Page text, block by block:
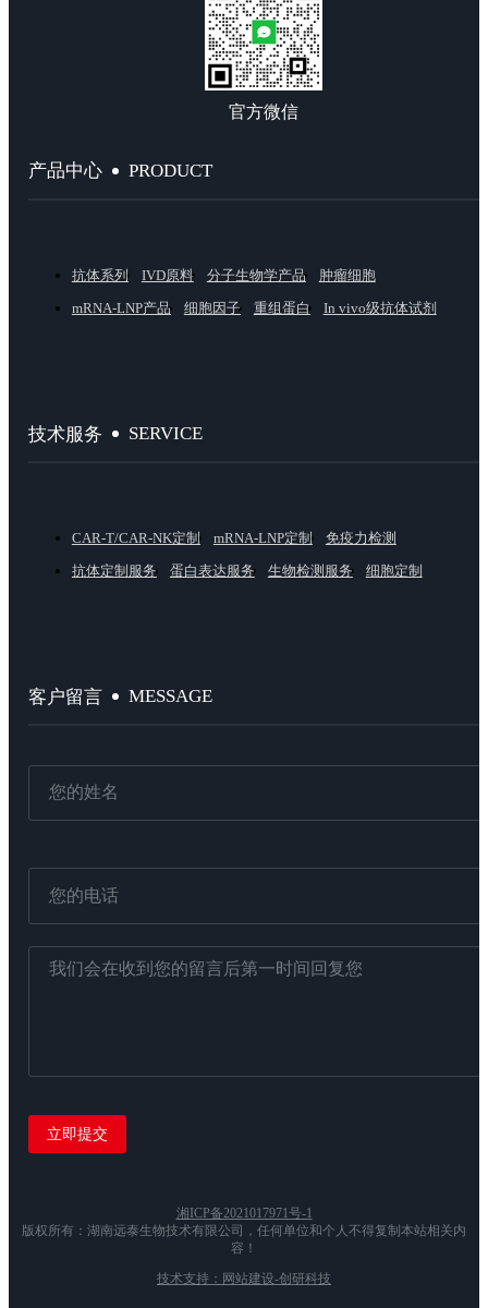
官方微信
产品中心 PRODUCT
抗体系列 IVD原料 分子生物学产品
肿瘤细胞
mRNA-LNP产品
细胞因子 重组蛋白 In vivo级抗体试剂
技术服务 SERVICE
CAR-T/CAR-NK定制 mRNA-LNP定制
免疫力检测
抗体定制服务
蛋白表达服务 生物检测服务 细胞定制
客户留言 MESSAGE
湘ICP备2021017971号-1
版权所有：湖南远泰生物技术有限公司，任何单位和个人不得复制本站相关内
容！
技术支持：网站建设-创研科技